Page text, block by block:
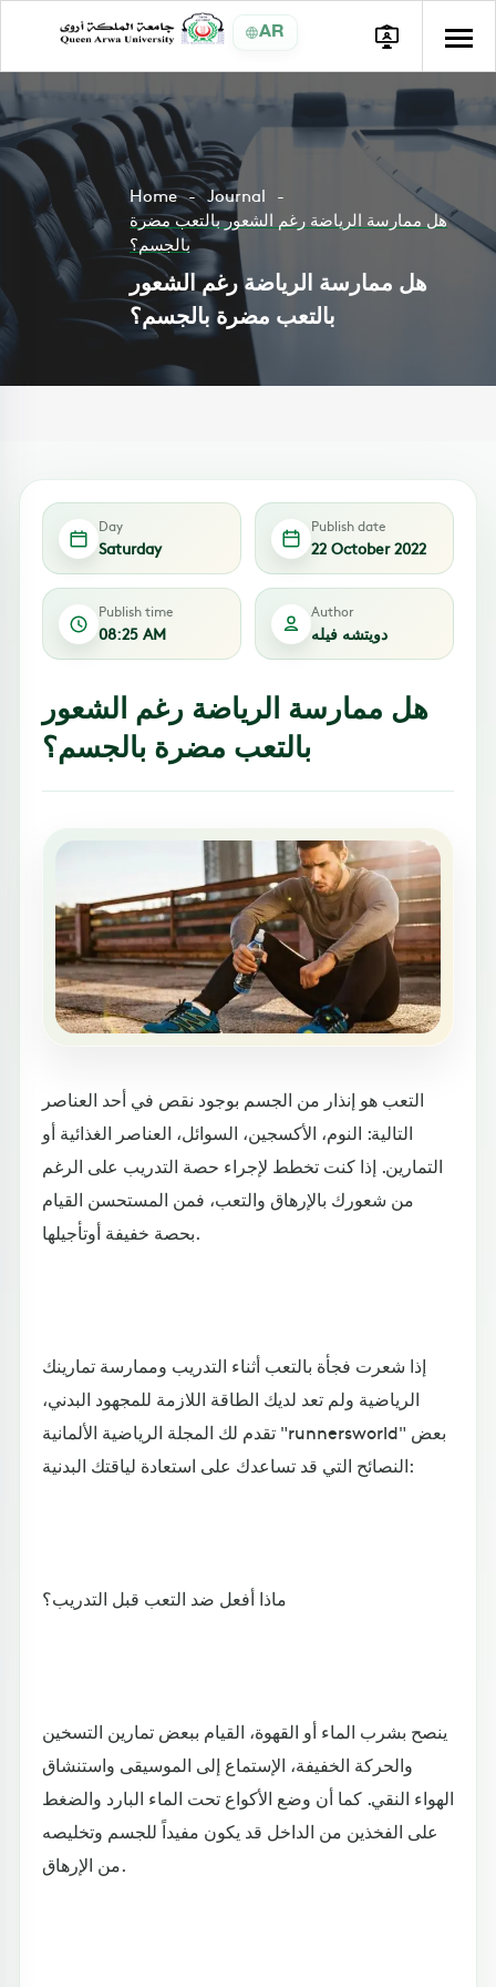
AR
Home
Journal
هل ممارسة الرياضة رغم الشعور بالتعب مضرة
بالجسم؟
هل ممارسة الرياضة رغم الشعور
بالتعب مضرة بالجسم؟
Day
Saturday
Publish date
22 October 2022
Publish time
08:25 AM
Author
دويتشه فيله
هل ممارسة الرياضة رغم الشعور
بالتعب مضرة بالجسم؟
التعب هو إنذار من الجسم بوجود نقص في أحد العناصر
التالية: النوم، الأكسجين، السوائل، العناصر الغذائية أو
التمارين. إذا كنت تخطط لإجراء حصة التدريب على الرغم
من شعورك بالإرهاق والتعب، فمن المستحسن القيام
بحصة خفيفة أوتأجيلها.
إذا شعرت فجأة بالتعب أثناء التدريب وممارسة تمارينك
الرياضية ولم تعد لديك الطاقة اللازمة للمجهود البدني،
تقدم لك المجلة الرياضية الألمانية "runnersworld" بعض
النصائح التي قد تساعدك على استعادة لياقتك البدنية:
ماذا أفعل ضد التعب قبل التدريب؟
ينصح بشرب الماء أو القهوة، القيام ببعض تمارين التسخين
والحركة الخفيفة، الإستماع إلى الموسيقى واستنشاق
الهواء النقي. كما أن وضع الأكواع تحت الماء البارد والضغط
على الفخذين من الداخل قد يكون مفيداً للجسم وتخليصه
من الإرهاق.